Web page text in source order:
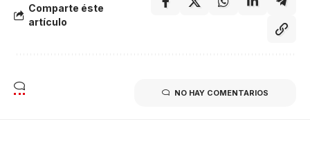
Comparte éste
artículo
NO HAY COMENTARIOS